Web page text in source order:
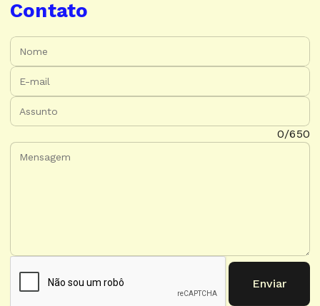
Contato
Nome:
E-mail:
Assunto:
0/650
Enviar